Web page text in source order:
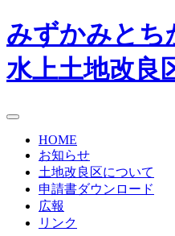
みずかみとち
水上土地改良
toggle
navigation
HOME
お知らせ
土地改良区について
申請書ダウンロード
広報
リンク